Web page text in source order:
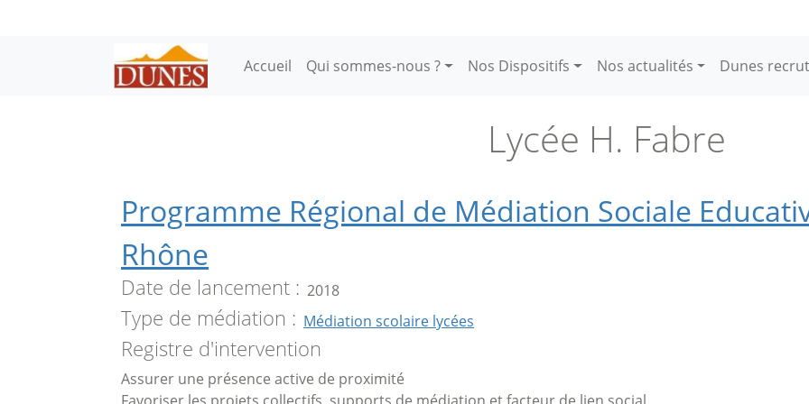
Main navigation
Accueil Qui sommes-nous ? Nos Dispositifs Nos actualités Dunes
Lycée H. Fabre
Programme Régional de Médiation Sociale
Rhône
Date de lancement 2018
Type de médiation Médiation scolaire lycées
Registre d'intervention
Assurer une présence active de proximité